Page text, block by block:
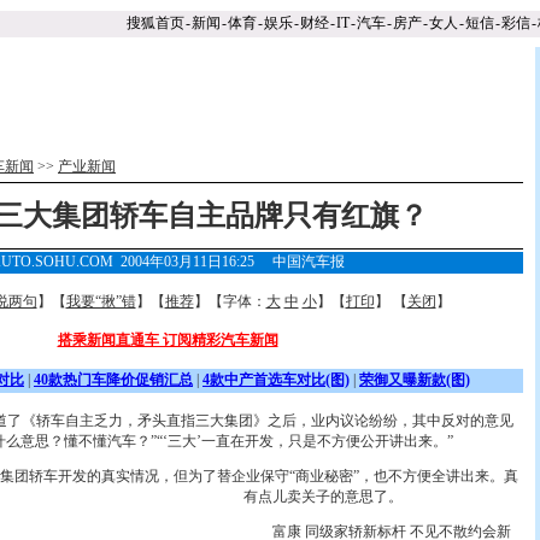
搜狐首页-新闻-体育-娱乐-财经-IT-汽车-房产-女人 -短信-彩信-
新闻 >> 产业新闻
大集团轿车自主品牌只有红旗？
2004年03月11日16:25 中国汽车报
两句 】【我要“揪”错】【推荐】【字体： 大 中 小】【打印 】 【 关闭 】
搭乘新闻直通车 订阅精彩汽车新闻
比 40款热门车降价促销汇总 4款中产首选车对比(图) 荣御又曝新款(图)
轿车自主乏力，矛头直指三大集团》之后，业内议论纷纷，其中反对的意见
意思？懂不懂汽车？”“‘三大’一直在开发，只是不方便公开讲出来。”
车开发的真实情况，但为了替企业保守“商业秘密”，也不方便全讲出来。 真
有点儿卖关子的意思了。
富康 同级家轿新标杆 不见不散约会新